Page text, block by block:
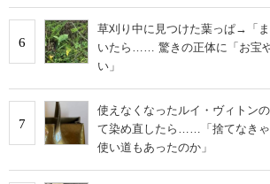
6
草刈り中に見つけた葉っぱ→「
いたら…… 驚きの正体に「お宝
い」
7
使えなくなったルイ・ヴィトン
て染め直したら……「捨てなきゃ
使い道もあったのか」